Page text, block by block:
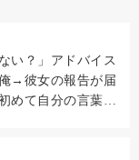
い？」アドバイス
→彼女の報告が届
めて自分の言葉を